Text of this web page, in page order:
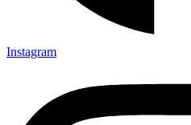
Instagram